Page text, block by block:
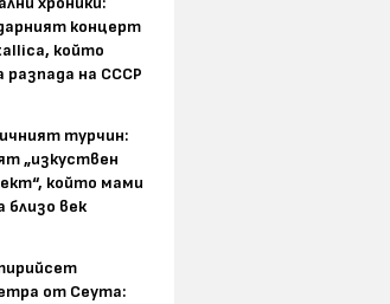
концерт
който
разпада на СССР
турчин:
„изкуствен
който мами
близо век
от Сеута: